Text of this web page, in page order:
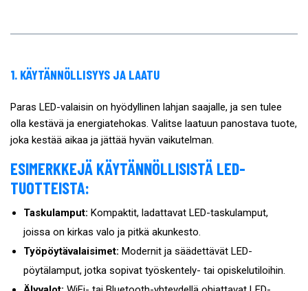
1. KÄYTÄNNÖLLISYYS JA LAATU
Paras LED-valaisin on hyödyllinen lahjan saajalle, ja sen tulee
olla kestävä ja energiatehokas. Valitse laatuun panostava tuote,
joka kestää aikaa ja jättää hyvän vaikutelman.
ESIMERKKEJÄ KÄYTÄNNÖLLISISTÄ LED-
TUOTTEISTA:
Taskulamput: Kompaktit, ladattavat LED-taskulamput,
joissa on kirkas valo ja pitkä akunkesto.
Työpöytävalaisimet: Modernit ja säädettävät LED-
pöytälamput, jotka sopivat työskentely- tai opiskelutiloihin.